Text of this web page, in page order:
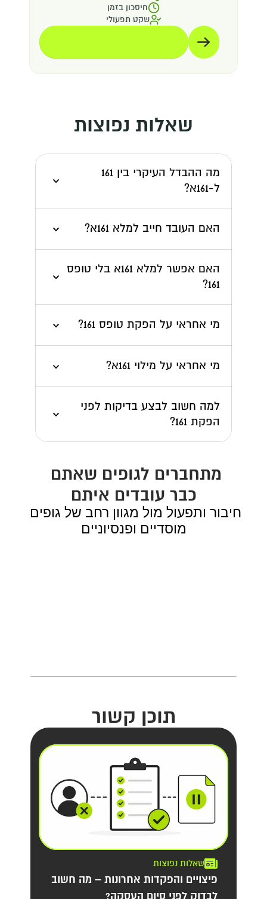
שאלות נפוצות
ל-161א?
האם העובד חייב למלא 161א?
161?
מי אחראי על הפקת טופס 161?
מי אחראי על מילוי 161א?
הפקת 161?
חיסכון בזמן
שקט תפעולי
תיאום הדגמה
כבר עובדים איתם
מוסדיים ופנסיוניים
תוכן קשור
שאלות נפוצות
פיצויים והפקדות אחרונות – מה חשוב
לבדוק לפני סיום העסקה?